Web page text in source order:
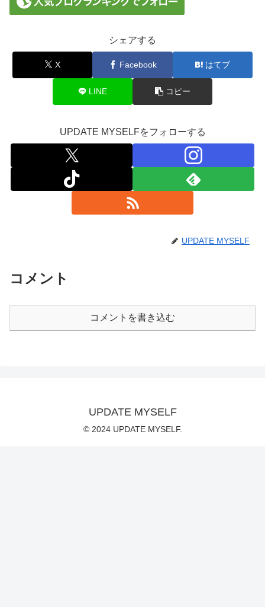
シェアする
X Facebook はてブ
LINE コピー
UPDATE MYSELFをフォローする
UPDATE MYSELF
コメント
コメントを書き込む
UPDATE MYSELF
© 2024 UPDATE MYSELF.